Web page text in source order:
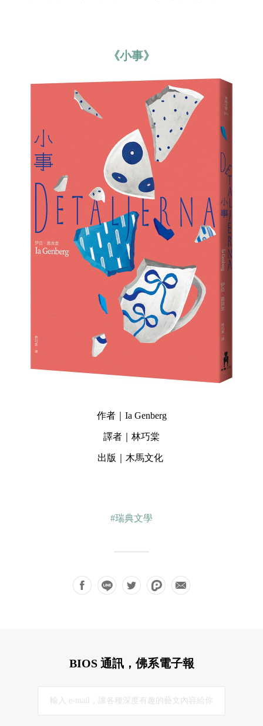
《小事》
作者｜Ia Genberg
譯者｜林巧棠
出版｜木馬文化
#瑞典文學
BIOS 通訊，佛系電子報